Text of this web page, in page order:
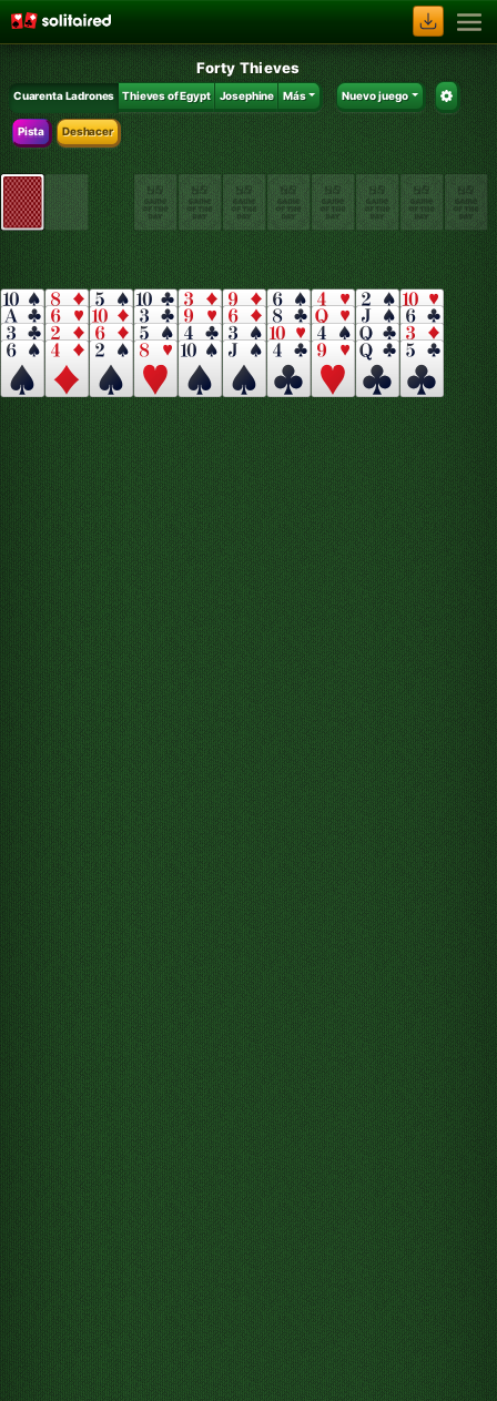
Forty Thieves
Cuarenta Ladrones Thieves of Egypt Josephine Más Nuevo juego
Pista Deshacer